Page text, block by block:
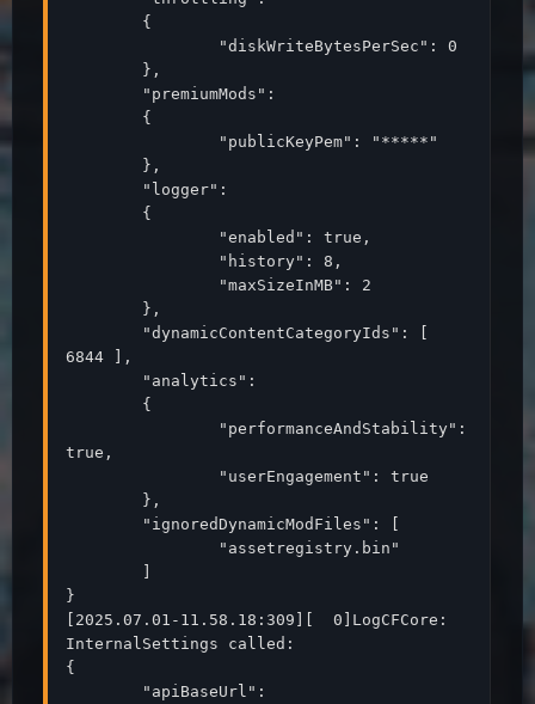
6844 ],
true,
}
[2025.07.01-11.58.18:309][  0]LogCFCore:
InternalSettings called:
{